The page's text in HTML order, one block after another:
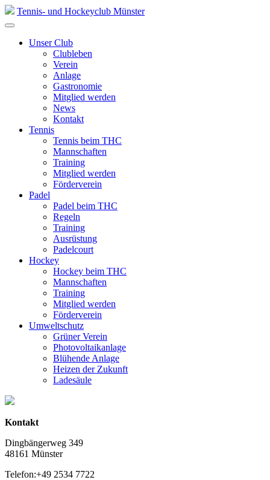
SkipTennis- und Hockeyclub Münster
Unser Club
Clubleben
Verein
Anlage
Gastronomie
Mitglied werden
News
Kontakt
Tennis
Tennis beim THC
Mannschaften
Training
Mitglied werden
Förderverein
Padel
Padel beim THC
Regeln
Training
Ausrüstung
Padelcourt
Hockey
Hockey beim THC
Mannschaften
Training
Mitglied werden
Förderverein
Umweltschutz
Grüner Verein
Photovoltaikanlage
Blühende Anlage
Heizen der Zukunft
Ladesäule
Kontakt
Dingbängerweg 349
48161 Münster
Telefon:+49 2534 7722